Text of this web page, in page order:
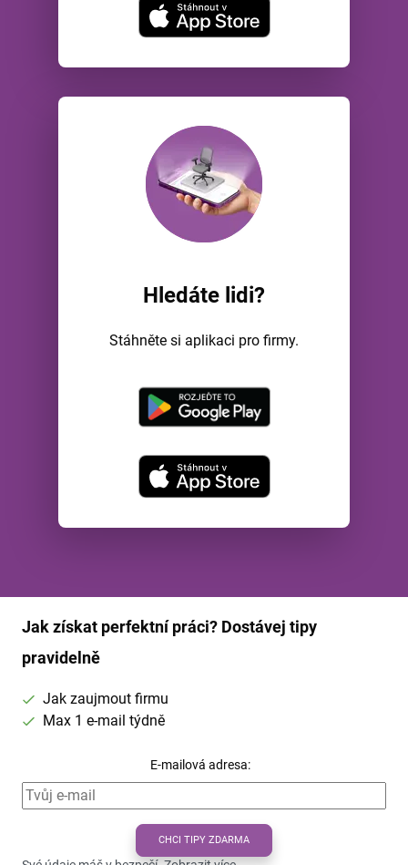
Hledáte lidi?
Stáhněte si aplikaci pro firmy.
Jak získat perfektní práci? Dostávej tipy
pravidelně
Jak zaujmout firmu
Max 1 e-mail týdně
E-mailová adresa:
CHCI TIPY ZDARMA